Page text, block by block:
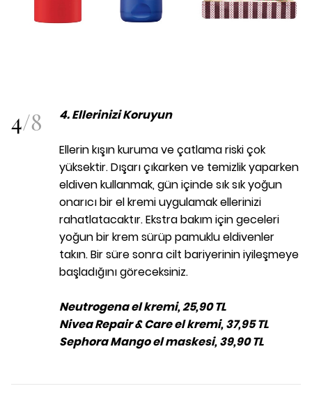
4/8 4. Ellerinizi Koruyun
Ellerin kışın kuruma ve çatlama riski çok
yüksektir. Dışarı çıkarken ve temizlik yaparken
eldiven kullanmak, gün içinde sık sık yoğun
onarıcı bir el kremi uygulamak ellerinizi
rahatlatacaktır. Ekstra bakım için geceleri
yoğun bir krem sürüp pamuklu eldivenler
takın. Bir süre sonra cilt bariyerinin iyileşmeye
başladığını göreceksiniz.
Neutrogena el kremi, 25,90 TL
Nivea Repair & Care el kremi, 37,95 TL
Sephora Mango el maskesi, 39,90 TL